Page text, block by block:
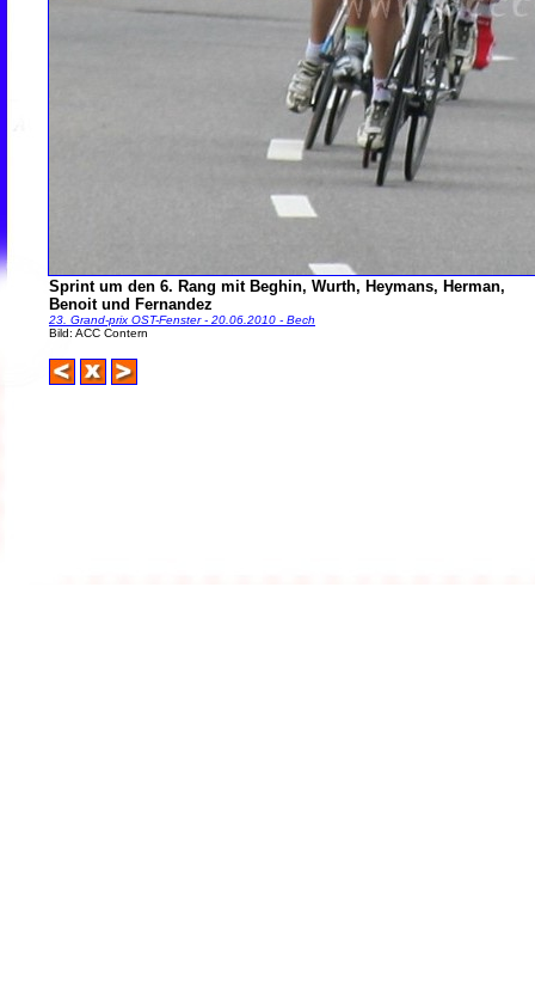
Sprint um den 6. Rang mit Beghin, Wurth, Heymans, Herman,
Benoit und Fernandez
23. Grand-prix OST-Fenster - 20.06.2010 - Bech
Bild: ACC Contern